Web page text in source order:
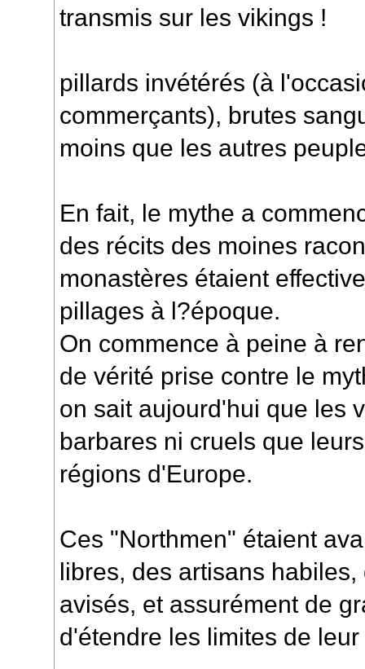
transmis sur les vikings !
pillards invétérés (à
commerçants), brutes
moins que les autres
En fait, le mythe a
des récits des moines
monastères étaient
pillages à l?époque.
On commence à peine à
de vérité prise contre le
on sait aujourd'hui que les
barbares ni cruels que
régions d'Europe.
Ces "Northmen" étaient
libres, des artisans
avisés, et assurément de
d'étendre les limites de